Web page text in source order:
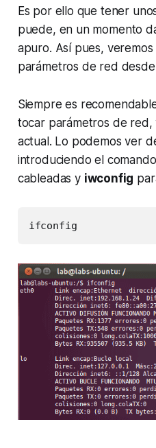
Es por ello que tener
puede, en un momento
apuro. Así pues,
parámetros de red
Siempre es
tocar parámetros de red,
actual. Lo podemos ver
introduciendo el comando
cableadas y iwconfig
ifconfig